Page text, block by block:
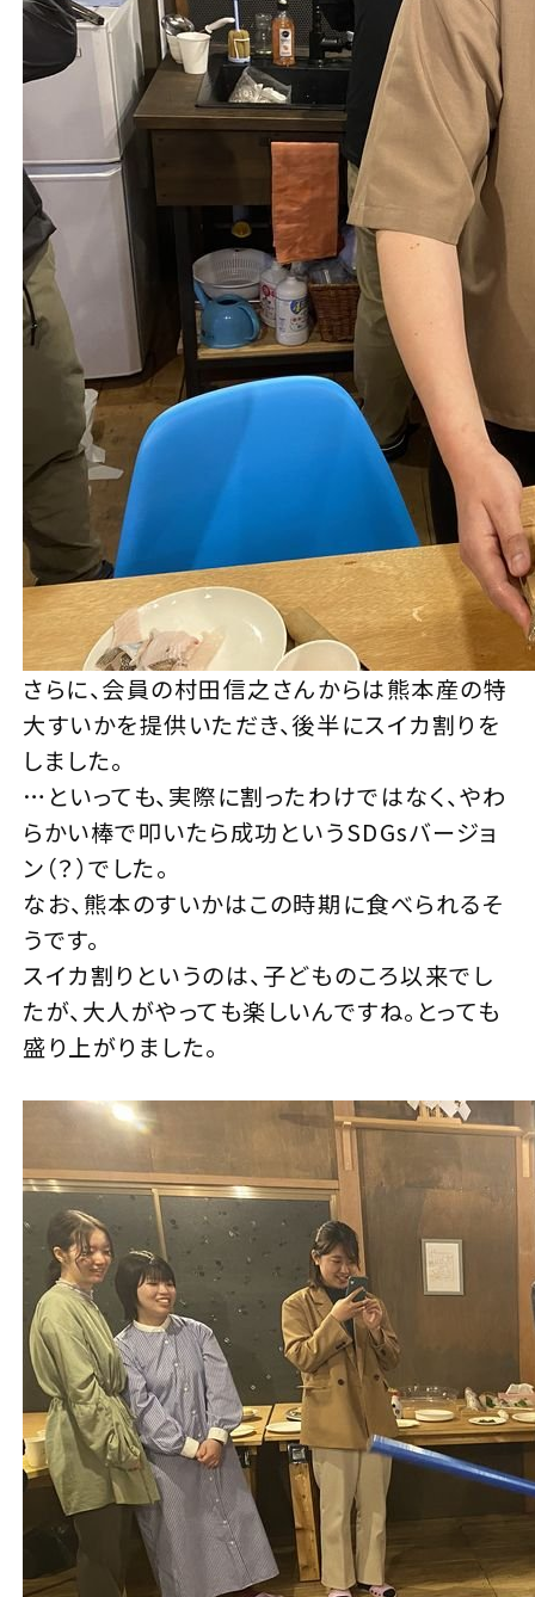
さらに、会員の村田信之さんからは熊本産の特
大すいかを提供いただき、後半にスイカ割りを
しました。
…といっても、実際に割ったわけではなく、やわ
らかい棒で叩いたら成功というSDGsバージョ
ン（？）でした。
なお、熊本のすいかはこの時期に食べられるそ
うです。
スイカ割りというのは、子どものころ以来でし
たが、大人がやっても楽しいんですね。とっても
盛り上がりました。